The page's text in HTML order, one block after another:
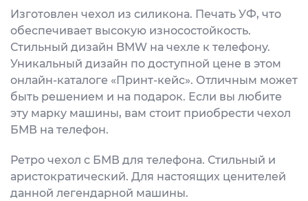
Изготовлен чехол из силикона. Печать УФ, что
обеспечивает высокую износостойкость.
Стильный дизайн BMW на чехле к телефону.
Уникальный дизайн по доступной цене в этом
онлайн-каталоге «Принт-кейс». Отличным может
быть решением и на подарок. Если вы любите
эту марку машины, вам стоит приобрести чехол
БМВ на телефон.
Ретро чехол с БМВ для телефона. Стильный и
аристократический. Для настоящих ценителей
данной легендарной машины.